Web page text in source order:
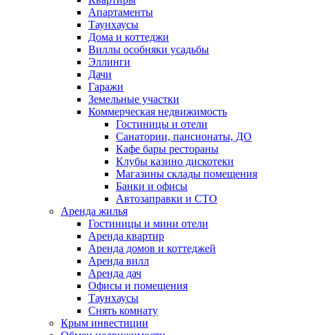
Апартаменты
Таунхаусы
Дома и коттеджи
Виллы особняки усадьбы
Эллинги
Дачи
Гаражи
Земельные участки
Коммерческая недвижимость
Гостиницы и отели
Санатории, пансионаты, ДО
Кафе бары рестораны
Клубы казино дискотеки
Магазины склады помещения
Банки и офисы
Автозаправки и СТО
Аренда жилья
Гостиницы и мини отели
Аренда квартир
Аренда домов и коттеджей
Аренда вилл
Аренда дач
Офисы и помещения
Таунхаусы
Снять комнату
Крым инвестиции